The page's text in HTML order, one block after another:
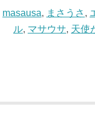
masausa, まさうさ ,
ル, マサウサ, 天使